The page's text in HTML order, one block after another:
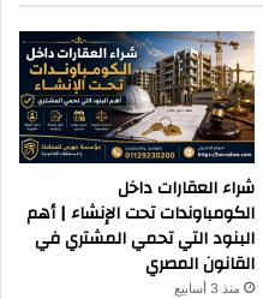
شراء العقارات داخل
الكومباوندات تحت الإنشاء | أهم
البنود التي تحمي المشتري في
القانون المصري
منذ 3 أسابيع